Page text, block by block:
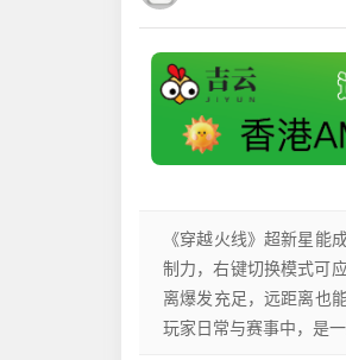
《穿越火线》超新星能
制力，右键切换模式可
离爆发充足，远距离也
玩家日常与赛事中，是